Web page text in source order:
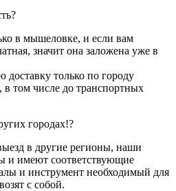
в мышеловке, и если вам
значит она заложена уже в
только по городу
том числе до транспортных
городах!?
в другие регионы, наши
и имеют соответствующие
и инструмент необходимый для
с собой.